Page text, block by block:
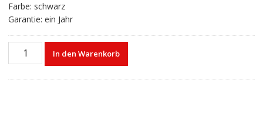
Farbe: schwarz
Garantie: ein Jahr
Laptop
In den Warenkorb